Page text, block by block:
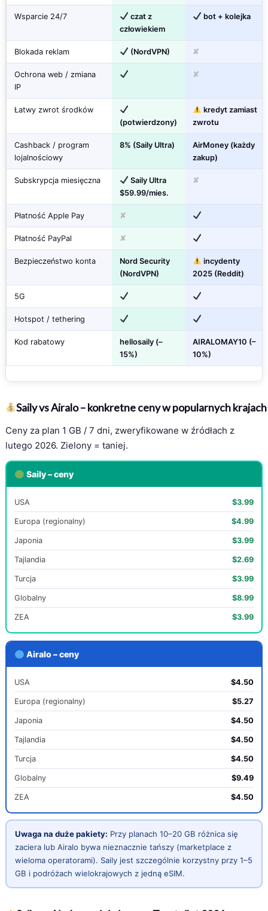
Wsparcie 24/7
czat z
człowiekiem
bot + kolejka
Blokada reklam (NordVPN) ✘
Ochrona web / zmiana
IP
✘
Łatwy zwrot środków
(potwierdzony)
kredyt zamiast
zwrotu
Cashback / program
lojalnościowy
8% (Saily Ultra)
AirMoney (każdy
zakup)
Subskrypcja miesięczna
Saily Ultra
$59.99/mies.
✘
Płatność Apple Pay ✘
Płatność PayPal ✘
Bezpieczeństwo konta
Nord Security
(NordVPN)
incydenty
2025 (Reddit)
5G
Hotspot / tethering
Kod rabatowy
hellosaily (–
15%)
AIRALOMAY10 (–
10%)
Saily vs Airalo – konkretne ceny w popularnych krajach
Ceny za plan 1 GB / 7 dni, zweryfikowane w źródłach z
lutego 2026. Zielony = taniej.
Saily – ceny
USA $3.99
Europa (regionalny) $4.99
Japonia $3.99
Tajlandia $2.69
Turcja $3.99
Globalny $8.99
ZEA $3.99
Airalo – ceny
USA $4.50
Europa (regionalny) $5.27
Japonia $4.50
Tajlandia $4.50
Turcja $4.50
Globalny $9.49
ZEA $4.50
Uwaga na duże pakiety: Przy planach 10–20 GB różnica się
zaciera lub Airalo bywa nieznacznie tańszy (marketplace z
wieloma operatorami). Saily jest szczególnie korzystny przy 1–5
GB i podróżach wielokrajowych z jedną eSIM.